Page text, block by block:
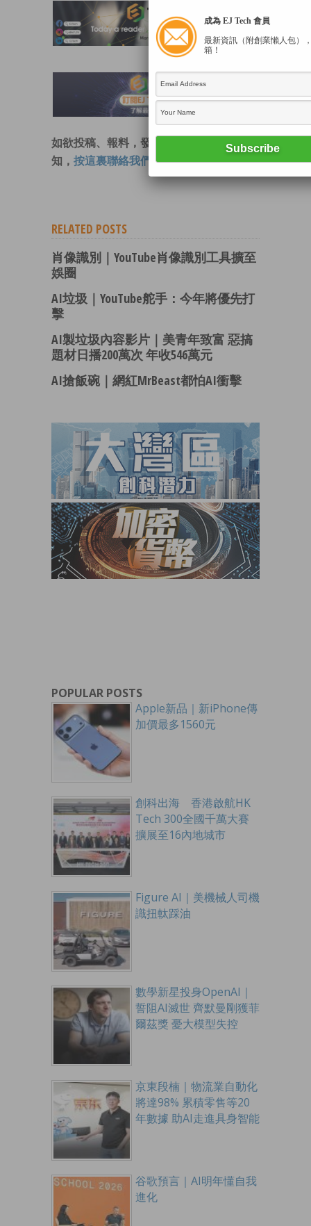
如欲投稿、報料，發布新聞稿或採訪通
知， 按這裏聯絡我們 。
RELATED POSTS
肖像識別｜YouTube肖像識別工具擴至
娛圈
AI垃圾｜YouTube舵手：今年將優先打
擊
AI製垃圾內容影片｜美青年致富 惡搞
題材日播200萬次 年收546萬元
AI搶飯碗｜網紅MrBeast都怕AI衝擊
POPULAR POSTS
Apple新品｜新iPhone傳
加價最多1560元
創科出海 香港啟航HK
Tech 300全國千萬大賽
擴展至16內地城市
Figure AI｜美機械人司機
識扭軚踩油
數學新星投身OpenAI｜
誓阻AI滅世 齊默曼剛獲菲
爾茲獎 憂大模型失控
京東段楠｜物流業自動化
將達98% 累積零售等20
年數據 助AI走進具身智能
谷歌預言｜AI明年懂自我
進化
成為 EJ Tech 會員
最新資訊（附創業懶人包）
箱！